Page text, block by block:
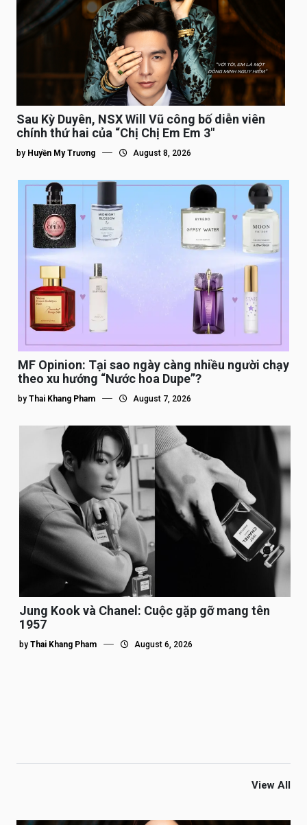
Sau Kỳ Duyên, NSX Will Vũ công bố diễn viên
chính thứ hai của “Chị Chị Em Em 3″
by Huyền My Trương August 8, 2026
MF Opinion: Tại sao ngày càng nhiều người chạy
theo xu hướng “Nước hoa Dupe”?
by Thai Khang Pham August 7, 2026
Jung Kook và Chanel: Cuộc gặp gỡ mang tên
1957
by Thai Khang Pham August 6, 2026
View All